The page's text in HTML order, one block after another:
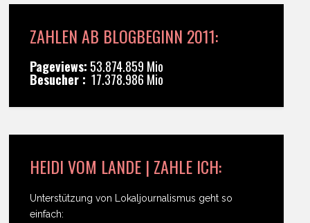
ZAHLEN AB BLOGBEGINN 2011:
Pageviews: 53.874.859 Mio
Besucher : 17.378.986 Mio
HEIDI VOM LANDE | ZAHLE ICH:
Unterstützung von Lokaljournalismus geht so
einfach: